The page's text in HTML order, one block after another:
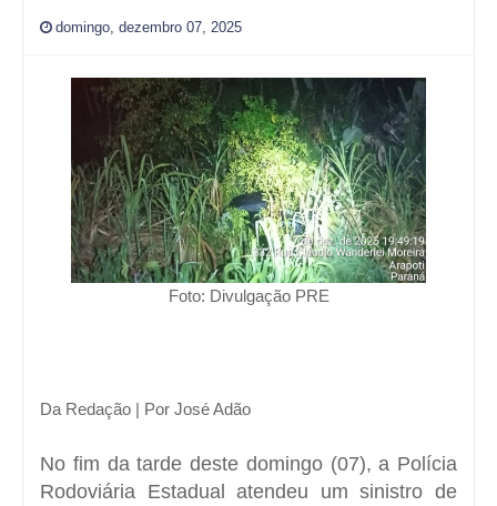
domingo, dezembro 07, 2025
Foto: Divulgação PRE
Da Redação | Por José Adão
No fim da tarde deste domingo (07), a Polícia
Rodoviária Estadual atendeu um sinistro de